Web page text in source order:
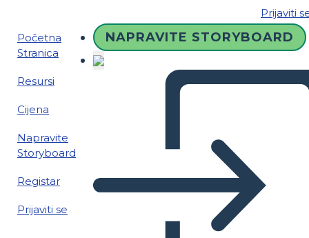
Prijaviti
Početna
Stranica
Resursi
Cijena
Napravite
Storyboard
Registar
Prijaviti se
NAPRAVITE STORYBOARD